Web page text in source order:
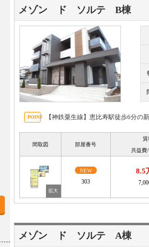
メゾン ド ソルテ B棟
【神鉄粟生線】恵比寿駅徒歩6分の
間取図 部屋番号
賃
共益費
NEW
303
8.5
メゾン ド ソルテ A棟